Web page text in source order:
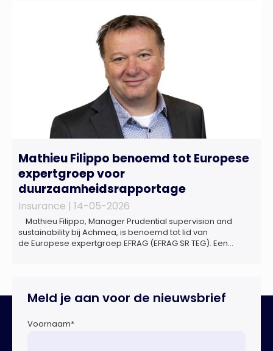
het Market Pulse Report voor het eerste kwartaal van 2026
De bedrijfsmatige […]
Mathieu Filippo benoemd tot Europese
expertgroep voor
duurzaamheidsrapportage
Insurance | 14-05-2026
Mathieu Filippo, Manager Prudential supervision and
sustainability bij Achmea, is benoemd tot lid van
de Europese expertgroep EFRAG (EFRAG SR TEG). Een
Europese Commissie bij het ontwikkelen van […]
Meld je aan voor de nieuwsbrief
Voornaam*